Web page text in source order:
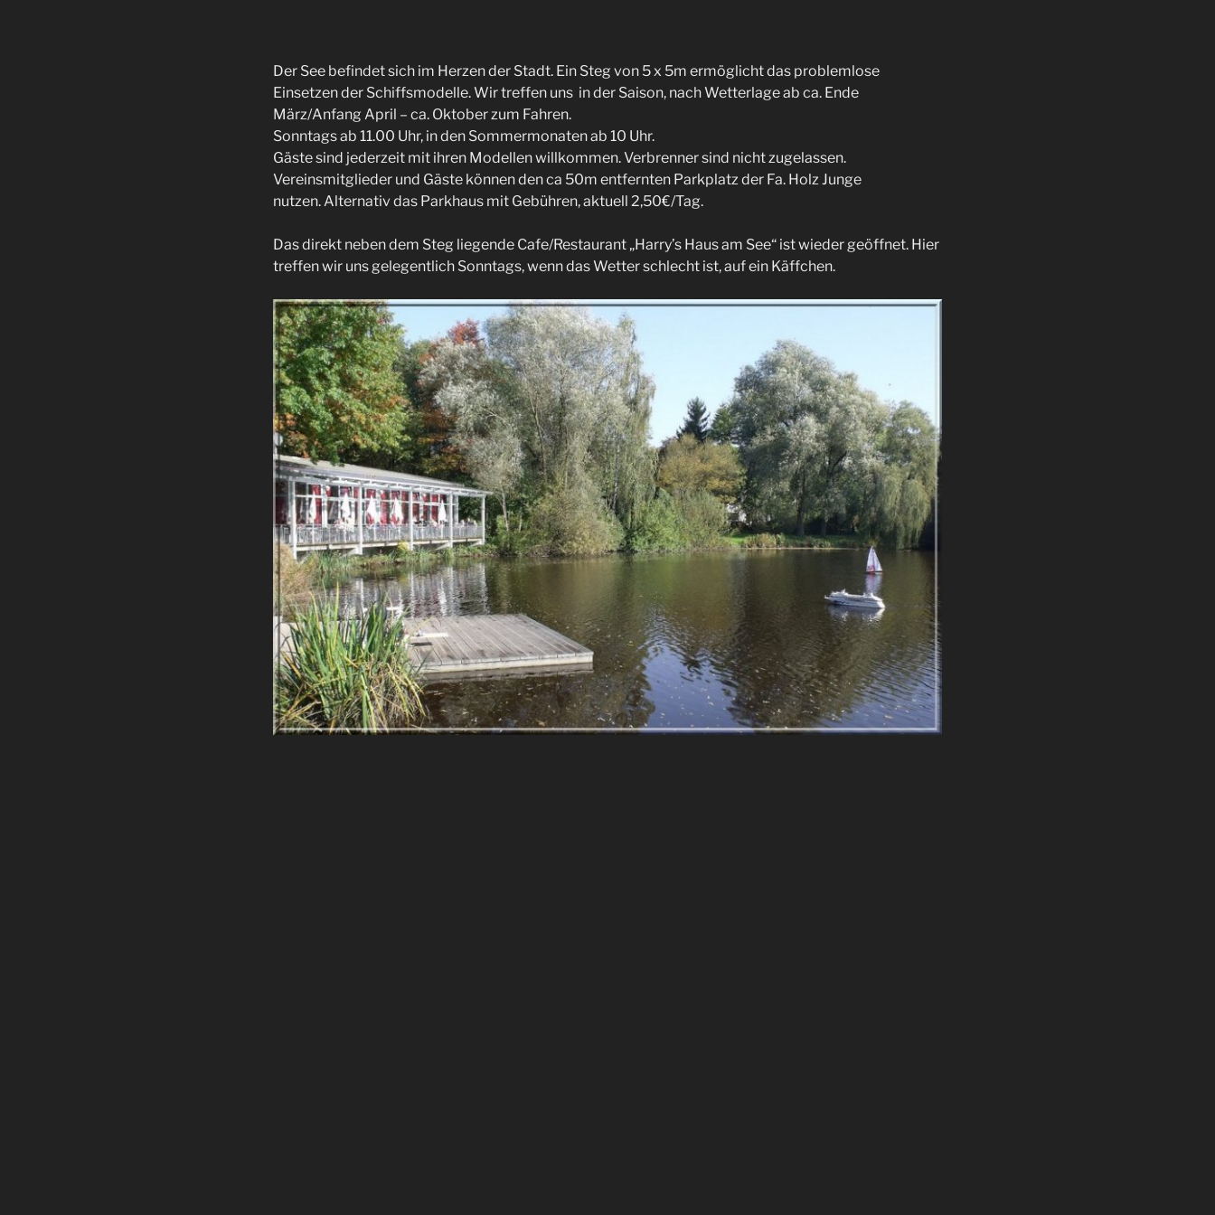
Der See befindet sich im Herzen der Stadt. Ein Steg von 5 x 5m ermöglicht das problemlose
Einsetzen der Schiffsmodelle. Wir treffen uns in der Saison, nach Wetterlage ab ca. Ende
März/Anfang April – ca. Oktober zum Fahren.
Sonntags ab 11.00 Uhr, in den Sommermonaten ab 10 Uhr.
Gäste sind jederzeit mit ihren Modellen willkommen. Verbrenner sind nicht zugelassen.
Vereinsmitglieder und Gäste können den ca 50m entfernten Parkplatz der Fa. Holz Junge
nutzen. Alternativ das Parkhaus mit Gebühren, aktuell 2,50€/Tag.
Das direkt neben dem Steg liegende Cafe/Restaurant „Harry’s Haus am See“ ist wieder geöffnet. Hier
treffen wir uns gelegentlich Sonntags, wenn das Wetter schlecht ist, auf ein Käffchen.